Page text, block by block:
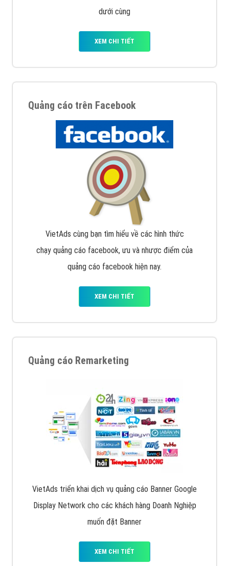
dưới cùng
XEM CHI TIẾT
Quảng cáo trên Facebook
VietAds cùng bạn tìm hiểu về các hình thức
chạy quảng cáo facebook, ưu và nhược điểm của
quảng cáo facebook hiện nay.
XEM CHI TIẾT
Quảng cáo Remarketing
VietAds triển khai dịch vụ quảng cáo Banner Google
Display Network cho các khách hàng Doanh Nghiệp
muốn đặt Banner
XEM CHI TIẾT